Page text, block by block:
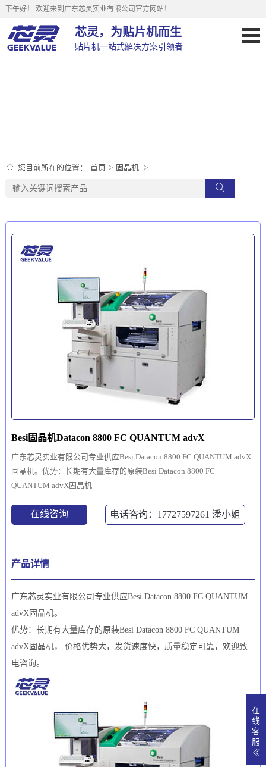
下午好！ 欢迎来到广东芯灵实业有限公司官方网站！
芯灵，为贴片机而生
贴片机一站式解决方案引领者
您目前所在的位置： 首页 > 固晶机 >
Besi固晶机Datacon 8800 FC QUANTUM advX
广东芯灵实业有限公司专业供应Besi Datacon 8800 FC QUANTUM advX
固晶机。优势：长期有大量库存的原装Besi Datacon 8800 FC
QUANTUM advX固晶机
在线咨询 电话咨询：17727597261 潘小姐
产品详情
广东芯灵实业有限公司专业供应Besi Datacon 8800 FC QUANTUM
advX固晶机。
优势：长期有大量库存的原装Besi Datacon 8800 FC QUANTUM
advX固晶机， 价格优势大，发货速度快，质量稳定可靠，欢迎致
电咨询。
在
线
客
服